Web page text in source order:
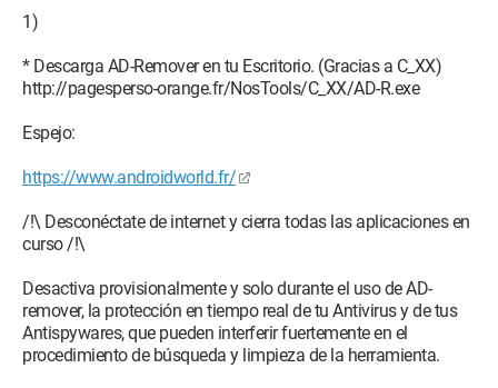
1)
* Descarga AD-Remover en tu Escritorio. (Gracias a C_XX)
http://pagesperso-orange.fr/NosTools/C_XX/AD-R.exe
Espejo:
https://www.androidworld.fr/
/!\ Desconéctate de internet y cierra todas las aplicaciones en
curso /!\
Desactiva provisionalmente y solo durante el uso de AD-
remover, la protección en tiempo real de tu Antivirus y de tus
Antispywares, que pueden interferir fuertemente en el
procedimiento de búsqueda y limpieza de la herramienta.